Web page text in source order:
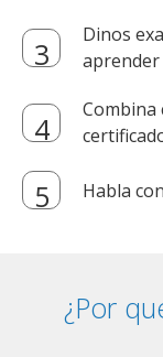
Dinos
aprender
Combina
Habla
¿Por